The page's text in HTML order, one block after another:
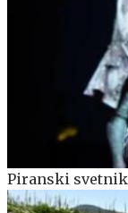
Piranski